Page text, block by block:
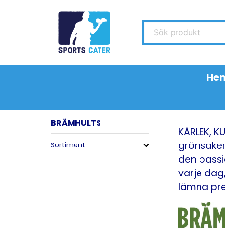
Sök produkt
BRÄMHULTS
Sortiment
KÄRLEK,
den
varje
lämna